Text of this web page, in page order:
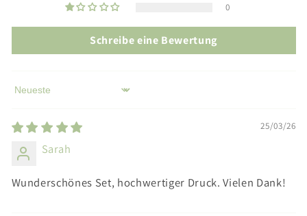
0
Schreibe eine Bewertung
Sort by
25/03/26
Sarah
Wunderschönes Set, hochwertiger Druck. Vielen Dank!